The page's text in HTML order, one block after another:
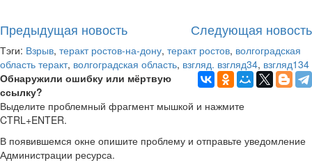
Предыдущая новость Следующая новость
Тэги: Взрыв, теракт ростов-на-дону, теракт ростов, волгоградская
область теракт, волгоградская область, взгляд. взгляд34, взгляд134
Обнаружили ошибку или мёртвую
ссылку?
Выделите проблемный фрагмент мышкой и нажмите
CTRL+ENTER.
В появившемся окне опишите проблему и отправьте уведомление
Администрации ресурса.